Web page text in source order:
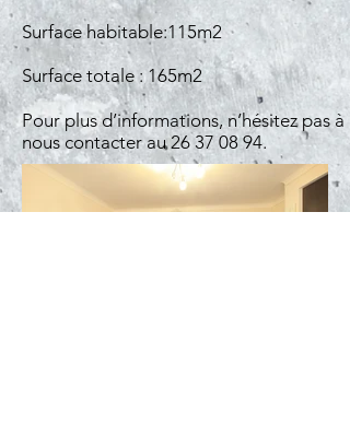
Surface habitable:115m2
Surface totale : 165m2
Pour plus d’informations, n’hésitez pas à
nous contacter au26 37 08 94.